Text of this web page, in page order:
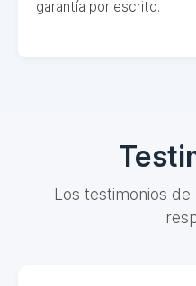
garantía por escrito.
Los testimonios